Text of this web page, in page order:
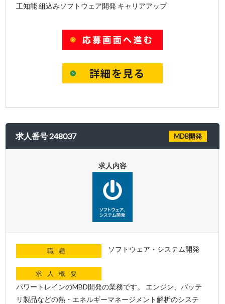
工知能 組込みソフトウェア開発 キャリアアップ
求人番号 248037 MDB開発
求人内容
職種 ソフトウェア・システム開発
求人概要
パワートレインのMBD開発の業務です。 エンジン、バッテ
リ製品などの熱・エネルギーマネージメント解析のシステ